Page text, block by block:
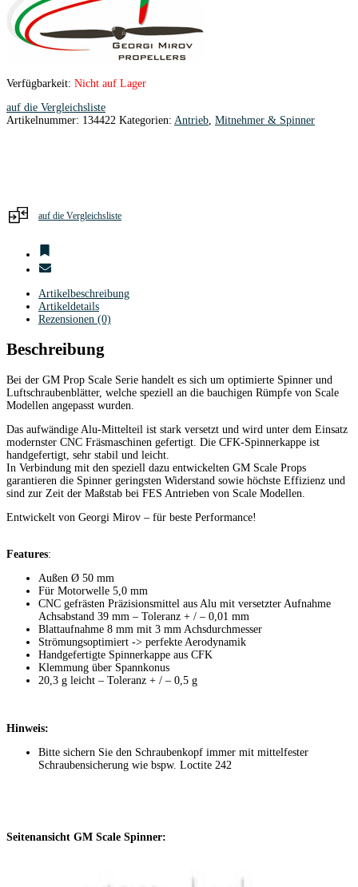
Verfügbarkeit: Nicht auf Lager
auf die Vergleichsliste
Artikelnummer: 134422 Kategorien: Antrieb Mitnehmer & Spinner
auf die Vergleichsliste
Artikelbeschreibung
Artikeldetails
Rezensionen (0)
Beschreibung
Bei der GM Prop Scale Serie handelt es sich um optimierte Spinner und
Luftschraubenblätter, welche speziell an die bauchigen Rümpfe von Scale
Modellen angepasst wurden.
Das aufwändige Alu-Mittelteil ist stark versetzt und wird unter dem Einsatz
modernster CNC Fräsmaschinen gefertigt. Die CFK-Spinnerkappe ist
handgefertigt, sehr stabil und leicht.
In Verbindung mit den speziell dazu entwickelten GM Scale Props
garantieren die Spinner geringsten Widerstand sowie höchste Effizienz und
sind zur Zeit der Maßstab bei FES Antrieben von Scale Modellen.
Entwickelt von Georgi Mirov – für beste Performance!
Features:
Außen Ø 50 mm
Für Motorwelle 5,0 mm
CNC gefrästen Präzisionsmittel aus Alu mit versetzter Aufnahme
Achsabstand 39 mm – Toleranz + / – 0,01 mm
Blattaufnahme 8 mm mit 3 mm Achsdurchmesser
Strömungsoptimiert -> perfekte Aerodynamik
Handgefertigte Spinnerkappe aus CFK
Klemmung über Spannkonus
20,3 g leicht – Toleranz + / – 0,5 g
Hinweis:
Bitte sichern Sie den Schraubenkopf immer mit mittelfester
Schraubensicherung wie bspw. Loctite 242
Seitenansicht GM Scale Spinner: